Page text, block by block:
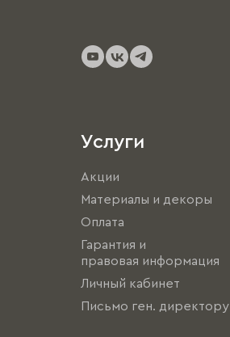
Услуги
Акции
Материалы и декоры
Оплата
Гарантия и
правовая информация
Личный кабинет
Письмо ген. директору